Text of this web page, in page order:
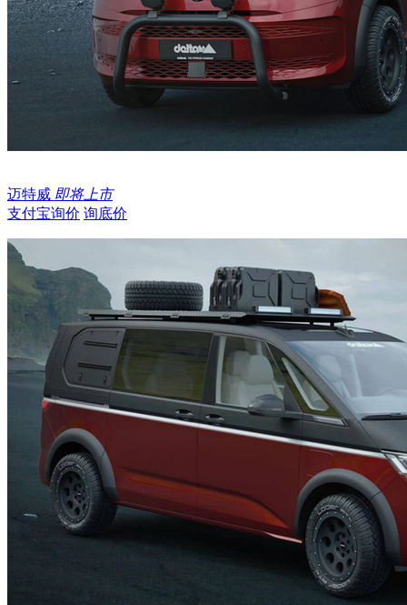
迈特威 即将上市
支付宝询价 询底价